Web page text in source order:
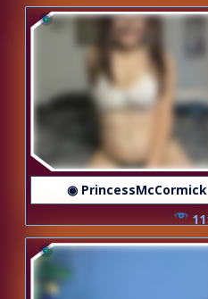
◉ PrincessMcCormick